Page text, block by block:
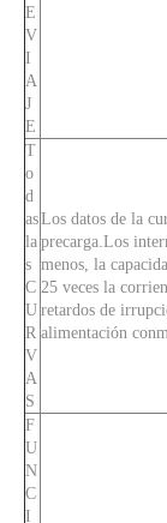
E
V
I
A
J
E
T
o
d
as
la
s
C
U
R
V
A
S
Los datos de la
precarga.Los
menos, la
25 veces la
retardos de
alimentación
F
U
N
C
I